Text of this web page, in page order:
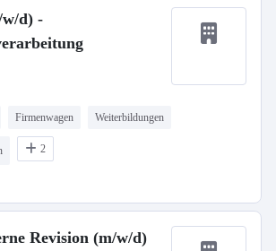
d) -
Firmenwagen Weiterbildungen
2
Revision (m/w/d)